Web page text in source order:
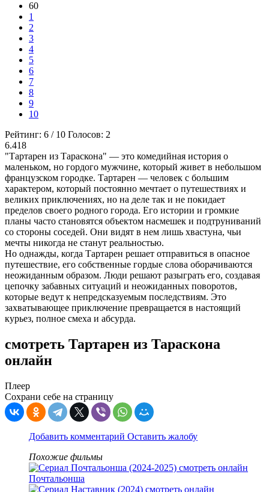
60
1
2
3
4
5
6
7
8
9
10
Рейтинг: 6 / 10 Голосов: 2
6.418
"Тартарен из Тараскона" — это комедийная история о
маленьком, но гордого мужчине, который живет в небольшом
французском городке. Тартарен — человек с большим
характером, который постоянно мечтает о путешествиях и
великих приключениях, но на деле так и не покидает
пределов своего родного города. Его истории и громкие
планы часто становятся объектом насмешек и подтруниваний
со стороны соседей. Они видят в нем лишь хвастуна, чьи
мечты никогда не станут реальностью.
Но однажды, когда Тартарен решает отправиться в опасное
путешествие, его собственные гордые слова оборачиваются
неожиданным образом. Люди решают разыграть его, создавая
цепочку забавных ситуаций и неожиданных поворотов,
которые ведут к непредсказуемым последствиям. Это
захватывающее приключение превращается в настоящий
курьез, полное смеха и абсурда.
смотреть Тартарен из Тараскона
онлайн
Плеер
Сохрани себе на страницу
Добавить комментарий Оставить жалобу
Похожие фильмы
Почтальонша